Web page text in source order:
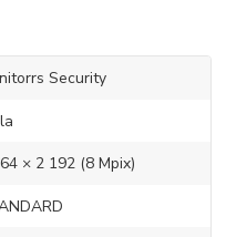
Security
× 2 192 (8 Mpix)